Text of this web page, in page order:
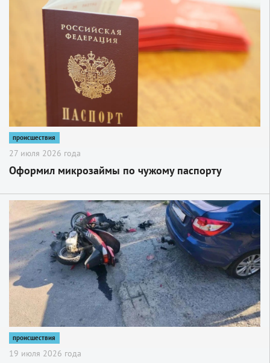
происшествия
27 июля 2026 года
Оформил микрозаймы по чужому паспорту
происшествия
19 июля 2026 года